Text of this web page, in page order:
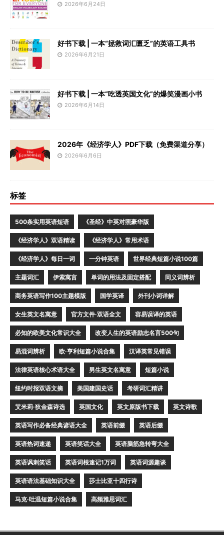
2026年6月24日
好书下载 | 一本“拯救词汇匮乏”的英语工具书
2026年6月21日
好书下载 | 一本“吃透英国文化”的爆笑漫画小书
2026年6月14日
2026年《经济学人》PDF下载（免费渠道分享）
2026年6月6日
标签
500条实用英语短语 《圣经》中英对照豪华版
《经济学人》双语精读 《经济学人》常用术语
《经济学人》每日一词 一分钟英语 世界经典短篇小说100篇
主题词汇 伊索寓言 单词的用法及固定搭配 同义词辨析
商务英语写作100主题模版 国学英译 外刊小词详解
女生英文名寓意 官方文件·双语全文 容易误译的英语
必知的欧美文化常识大全 改变人生的英语励志名言500句
易混词辨析 欧·亨利短篇小说合集 汉译英常见错误
法律英语核心术语大全 男生英文名寓意 短篇小说
纽约时报双语文摘 美国建国史话 考研词汇精讲
艾米莉·狄金森诗选 英国文化 英文原版书下载 英文诗歌
英语写作必备经典谚语大全 英语前缀 英语后缀
英语热词速递 英语笑话大全 英语脑筋急转弯大全
英语讽刺笑话 英语词根速记1万词 英语词源趣谈
英语语法基础知识大全 莎士比亚十四行诗
马克·吐温短篇小说合集 高频雅思词汇